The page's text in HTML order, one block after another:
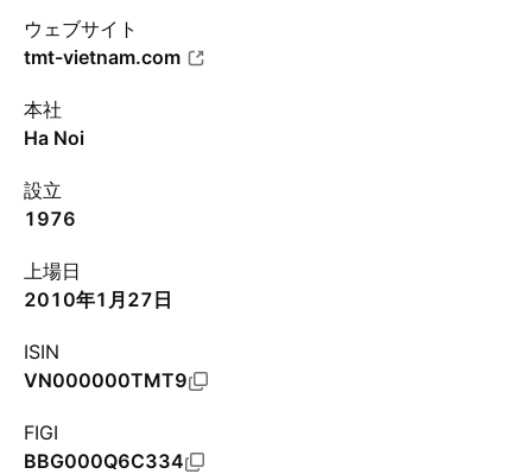
ウェブサイト
tmt-vietnam.com
本社
Ha Noi
設立
1976
上場日
2010年1月27日
ISIN
VN000000TMT9
FIGI
BBG000Q6C334